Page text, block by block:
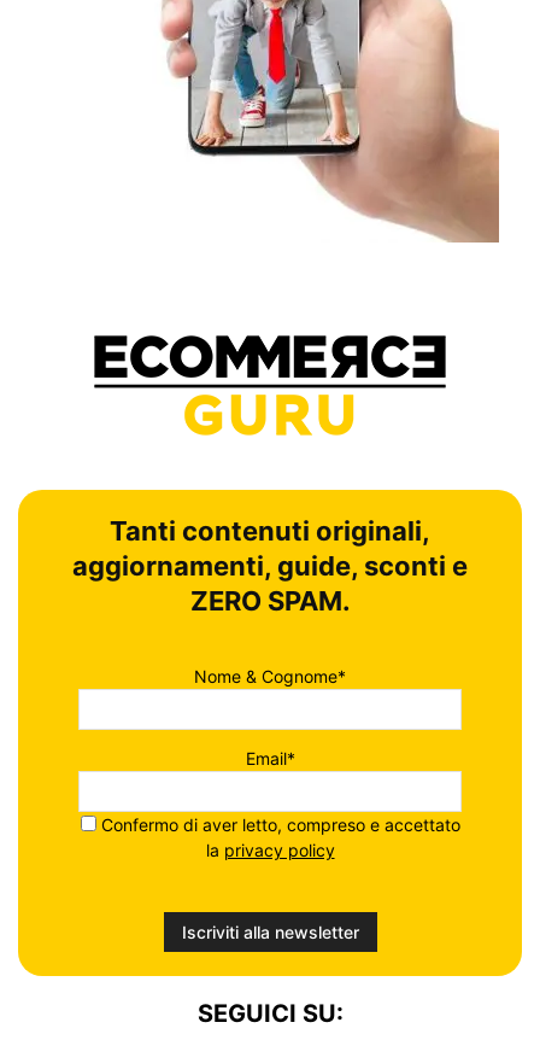
Tanti contenuti originali,
aggiornamenti, guide, sconti e
ZERO SPAM.
Nome & Cognome*
Email*
Confermo di aver letto, compreso e accettato
la privacy policy
SEGUICI SU: